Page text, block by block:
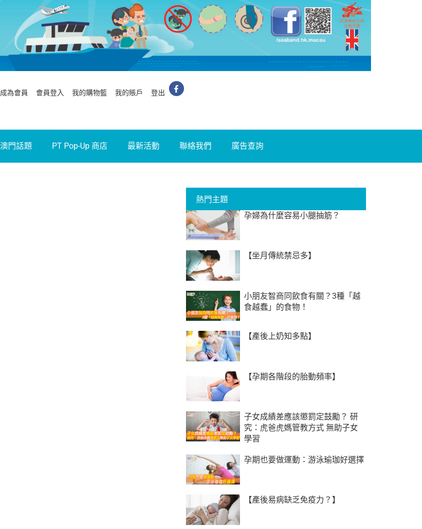
成為會員 會員登入 我的購物籃 我的賬戶 登出
澳門話題 PT Pop-Up 商店 最新活動 聯絡我們 廣告查詢
熱門主題
孕婦為什麼容易小腿抽筋？
【坐月傳統禁忌多】
小朋友智商同飲食有關？3種「越
食越蠢」的食物！
【產後上奶知多點】
【孕期各階段的胎動頻率】
子女成績差應該懲罰定鼓勵？ 研
究：虎爸虎媽管教方式 無助子女
學習
孕期也要做運動：游泳瑜珈好選擇
【產後易病缺乏免疫力？】